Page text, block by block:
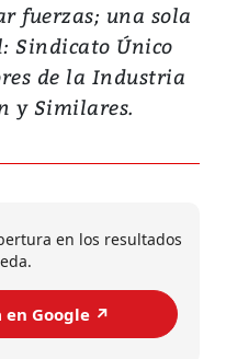
fuerzas; una sola
Sindicato Único
de la Industria
y Similares.
en los resultados
en Google ↗️